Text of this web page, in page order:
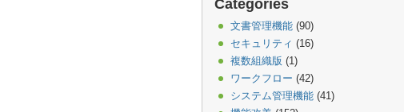
Categories
文書管理機能 (90)
セキュリティ (16)
複数組織版 (1)
ワークフロー (42)
システム管理機能 (41)